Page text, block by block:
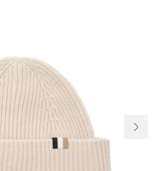
магазин
Контакти
Palmira Club
Догляд
+38(050)4840005